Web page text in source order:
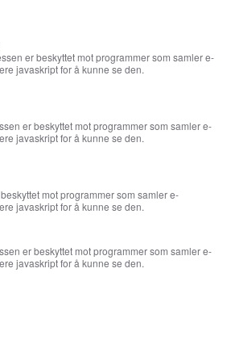
er beskyttet mot programmer som samler e-
javaskript for å kunne se den.
er beskyttet mot programmer som samler e-
javaskript for å kunne se den.
mot programmer som samler e-
javaskript for å kunne se den.
er beskyttet mot programmer som samler e-
javaskript for å kunne se den.